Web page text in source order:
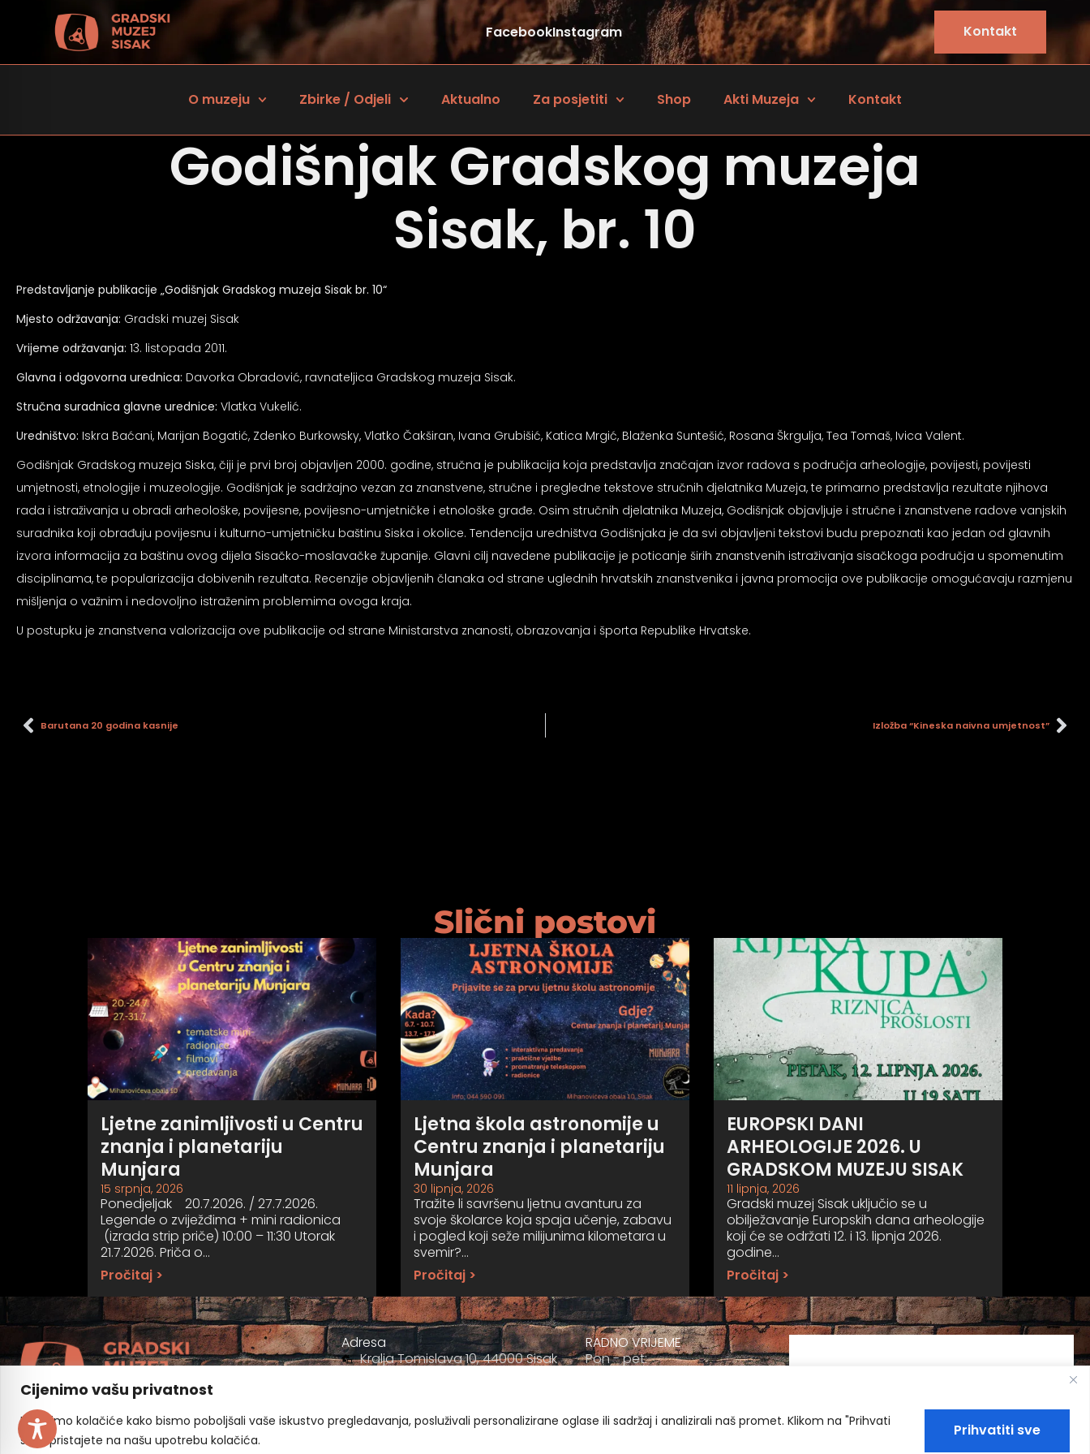
Cijenimo vašu privatnost
Koristimo kolačiće kako bismo poboljšali vaše iskustvo pregledavanja, posluživali personalizirane oglase ili sadržaj i analizirali naš promet. Klikom na "Prihvati
sve", pristajete na našu upotrebu kolačića.
Prihvatiti sve
FacebookInstagram Kontakt
O muzeju Zbirke / Odjeli Aktualno Za posjetiti Shop Akti Muzeja Kontakt
Godišnjak Gradskog muzeja
Sisak, br. 10
Predstavljanje publikacije „Godišnjak Gradskog muzeja Sisak br. 10“
Mjesto održavanja: Gradski muzej Sisak
Vrijeme održavanja: 13. listopada 2011.
Glavna i odgovorna urednica: Davorka Obradović, ravnateljica Gradskog muzeja Sisak.
Stručna suradnica glavne urednice: Vlatka Vukelić.
Uredništvo: Iskra Baćani, Marijan Bogatić, Zdenko Burkowsky, Vlatko Čakširan, Ivana Grubišić, Katica Mrgić, Blaženka Suntešić, Rosana Škrgulja, Tea Tomaš, Ivica Valent.
Godišnjak Gradskog muzeja Siska, čiji je prvi broj objavljen 2000. godine, stručna je publikacija koja predstavlja značajan izvor radova s područja arheologije, povijesti, povijesti
umjetnosti, etnologije i muzeologije. Godišnjak je sadržajno vezan za znanstvene, stručne i pregledne tekstove stručnih djelatnika Muzeja, te primarno predstavlja rezultate njihova
rada i istraživanja u obradi arheološke, povijesne, povijesno-umjetničke i etnološke građe. Osim stručnih djelatnika Muzeja, Godišnjak objavljuje i stručne i znanstvene radove vanjskih
suradnika koji obrađuju povijesnu i kulturno-umjetničku baštinu Siska i okolice. Tendencija uredništva Godišnjaka je da svi objavljeni tekstovi budu prepoznati kao jedan od glavnih
izvora informacija za baštinu ovog dijela Sisačko-moslavačke županije. Glavni cilj navedene publikacije je poticanje širih znanstvenih istraživanja sisačkoga područja u spomenutim
disciplinama, te popularizacija dobivenih rezultata. Recenzije objavljenih članaka od strane uglednih hrvatskih znanstvenika i javna promocija ove publikacije omogućavaju razmjenu
mišljenja o važnim i nedovoljno istraženim problemima ovoga kraja.
U postupku je znanstvena valorizacija ove publikacije od strane Ministarstva znanosti, obrazovanja i športa Republike Hrvatske.
Barutana 20 godina kasnije Izložba “Kineska naivna umjetnost”
Slični postovi
Ljetne zanimljivosti u Centru
znanja i planetariju
Munjara
15 srpnja, 2026
Ponedjeljak 20.7.2026. / 27.7.2026.
Legende o zviježđima + mini radionica
(izrada strip priče) 10:00 – 11:30 Utorak
21.7.2026. Priča o…
Pročitaj >
Ljetna škola astronomije u
Centru znanja i planetariju
Munjara
30 lipnja, 2026
Tražite li savršenu ljetnu avanturu za
svoje školarce koja spaja učenje, zabavu
i pogled koji seže milijunima kilometara u
svemir?…
Pročitaj >
EUROPSKI DANI
ARHEOLOGIJE 2026. U
GRADSKOM MUZEJU SISAK
11 lipnja, 2026
Gradski muzej Sisak uključio se u
obilježavanje Europskih dana arheologije
koji će se održati 12. i 13. lipnja 2026.
godine…
Pročitaj >
Adresa
Kralja Tomislava 10, 44000 Sisak
RADNO VRIJEME
Pon - pet:
09:00-12:00
za slijepe
režim za epilepsiju